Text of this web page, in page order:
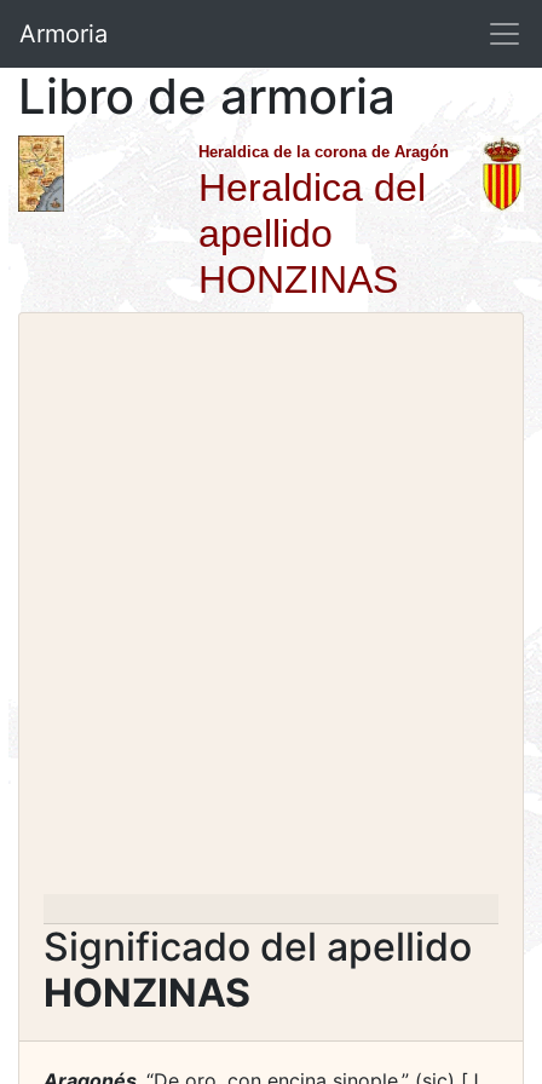
Armoria
Libro de armoria
Heraldica de la corona de Aragón
Heraldica del
apellido
HONZINAS
Significado del apellido
HONZINAS